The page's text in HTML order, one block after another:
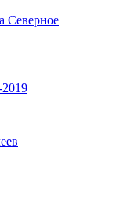
Северное